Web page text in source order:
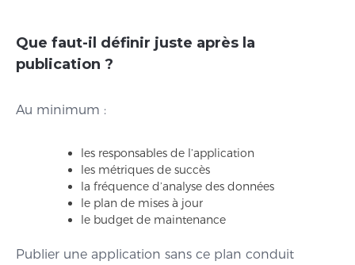
Que faut-il définir juste après la
publication ?
Au minimum :
les responsables de l’application
les métriques de succès
la fréquence d’analyse des données
le plan de mises à jour
le budget de maintenance
Publier une application sans ce plan conduit